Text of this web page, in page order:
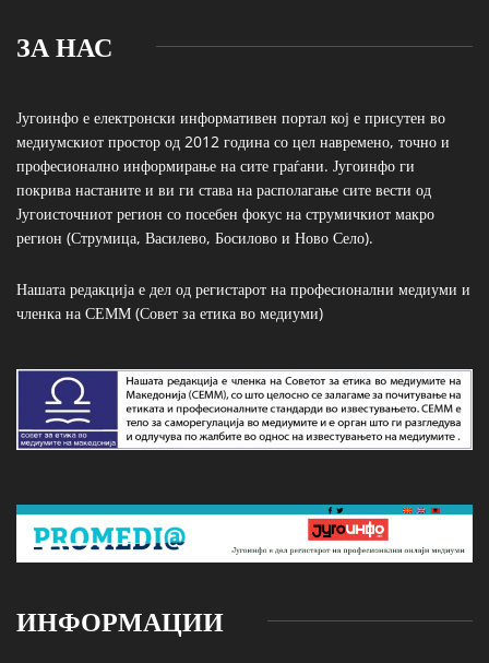
ЗА НАС
Југоинфо е електронски информативен портал кој е присутен во
медиумскиот простор од 2012 година со цел навремено, точно и
професионално информирање на сите граѓани. Југоинфо ги
покрива настаните и ви ги става на располагање сите вести од
Југоисточниот регион со посебен фокус на струмичкиот макро
регион (Струмица, Василево, Босилово и Ново Село).
Нашата редакција е дел од регистарот на професионални медиуми и
членка на СЕММ (Совет за етика во медиуми)
ИНФОРМАЦИИ